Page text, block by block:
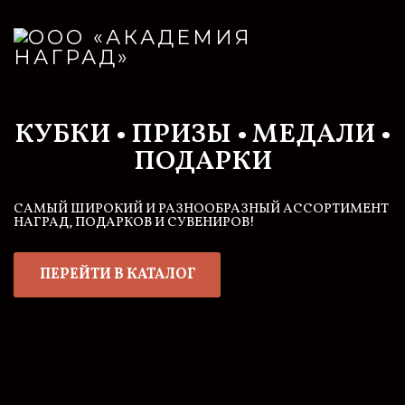
КУБКИ • ПРИЗЫ • МЕДАЛИ •
ПОДАРКИ
САМЫЙ ШИРОКИЙ И РАЗНООБРАЗНЫЙ АССОРТИМЕНТ
НАГРАД, ПОДАРКОВ И СУВЕНИРОВ!
ПЕРЕЙТИ В КАТАЛОГ